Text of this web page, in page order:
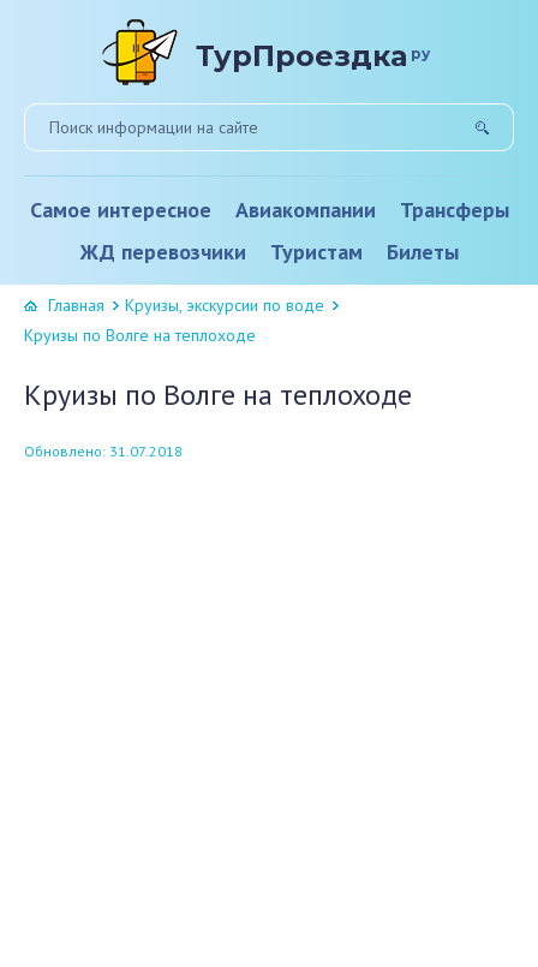
ТурПроездка ру
Самое интересное Авиакомпании
Трансферы
ЖД перевозчики
Туристам Билеты
Главная
Круизы, экскурсии по воде
Круизы по Волге на теплоходе
Круизы по Волге на теплоходе
Обновлено: 31.07.2018